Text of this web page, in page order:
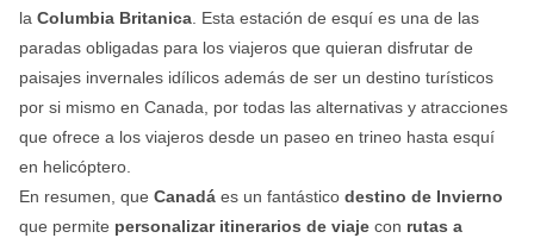
la Columbia Britanica. Esta estación de esquí es una de las
paradas obligadas para los viajeros que quieran disfrutar de
paisajes invernales idílicos además de ser un destino turísticos
por si mismo en Canada, por todas las alternativas y atracciones
que ofrece a los viajeros desde un paseo en trineo hasta esquí
en helicóptero.
En resumen, que Canadá es un fantástico destino de Invierno
que permite personalizar itinerarios de viaje con rutas a